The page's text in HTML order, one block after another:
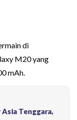
di
M20 yang
mAh.
Tenggara,